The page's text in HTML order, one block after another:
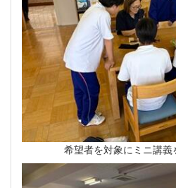
希望者を対象にミニ講義